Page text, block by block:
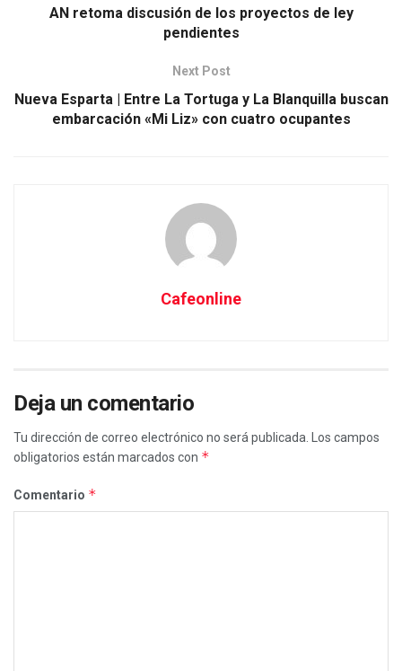
AN retoma discusión de los proyectos de ley
pendientes
Next Post
Nueva Esparta | Entre La Tortuga y La Blanquilla buscan
embarcación «Mi Liz» con cuatro ocupantes
Cafeonline
Deja un comentario
Tu dirección de correo electrónico no será publicada. Los campos
obligatorios están marcados con *
Comentario *